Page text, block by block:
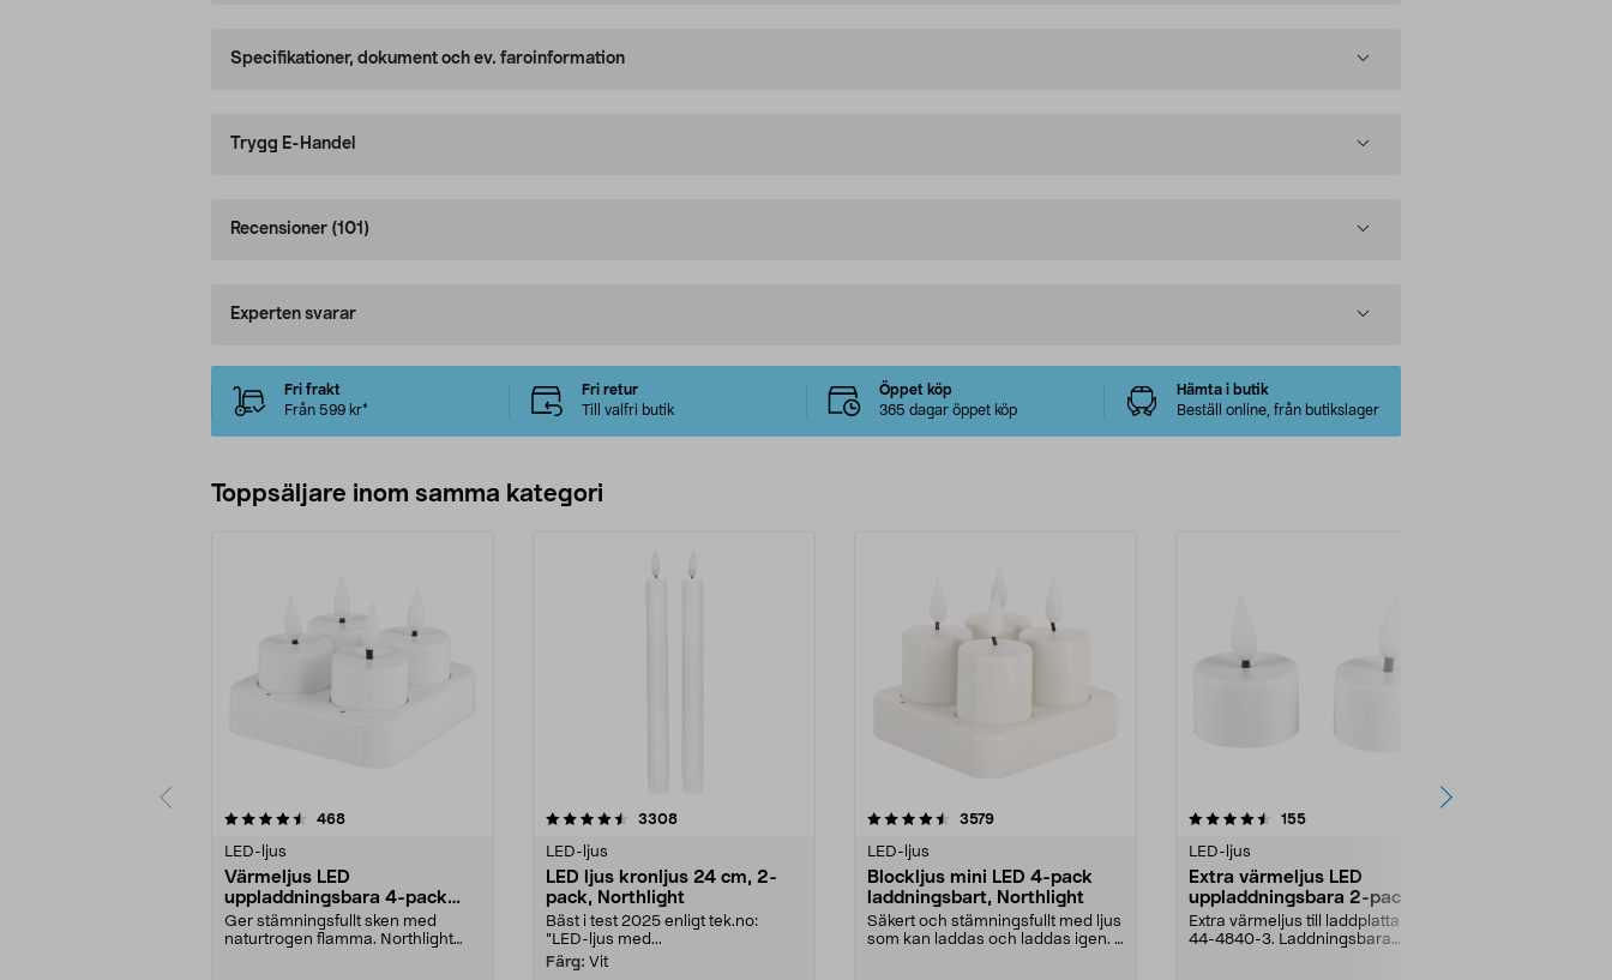
Specifikationer, dokument och ev. faroinformation
Trygg E-Handel
Recensioner (101)
Experten svarar
Fri frakt
Från 599 kr*
Fri retur
Till valfri butik
Öppet köp
365 dagar öppet köp
Hämta i butik
Beställ online, från butikslager
Toppsäljare inom samma kategori
468recensioner
LED-ljus
Värmeljus LED
uppladdningsbara 4-pack
Northlight
Ger stämningsfullt sken med
naturtrogen flamma. Northlight
4.5 av 5 stjärnor 3308recensioner
LED-ljus
LED ljus kronljus 24 cm, 2-
pack, Northlight
Bäst i test 2025 enligt tek.no:
”LED-ljus med...
Färg: Vit
4.5 av 5 stjärnor 3579recensioner
LED-ljus
Blockljus mini LED 4-pack
laddningsbart, Northlight
Säkert och stämningsfullt med ljus
som kan laddas och laddas igen. 4
4.5 av 5 stjärnor 155recensioner
LED-ljus
Extra värmeljus LED
uppladdningsbara 2-pack,
Northlight
Extra värmeljus till laddplattan i
44-4840-3. Laddningsbara
4.5 av 5 stjärnor